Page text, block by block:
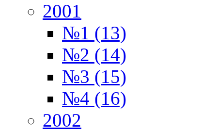
2001
№1 (13)
№2 (14)
№3 (15)
№4 (16)
2002